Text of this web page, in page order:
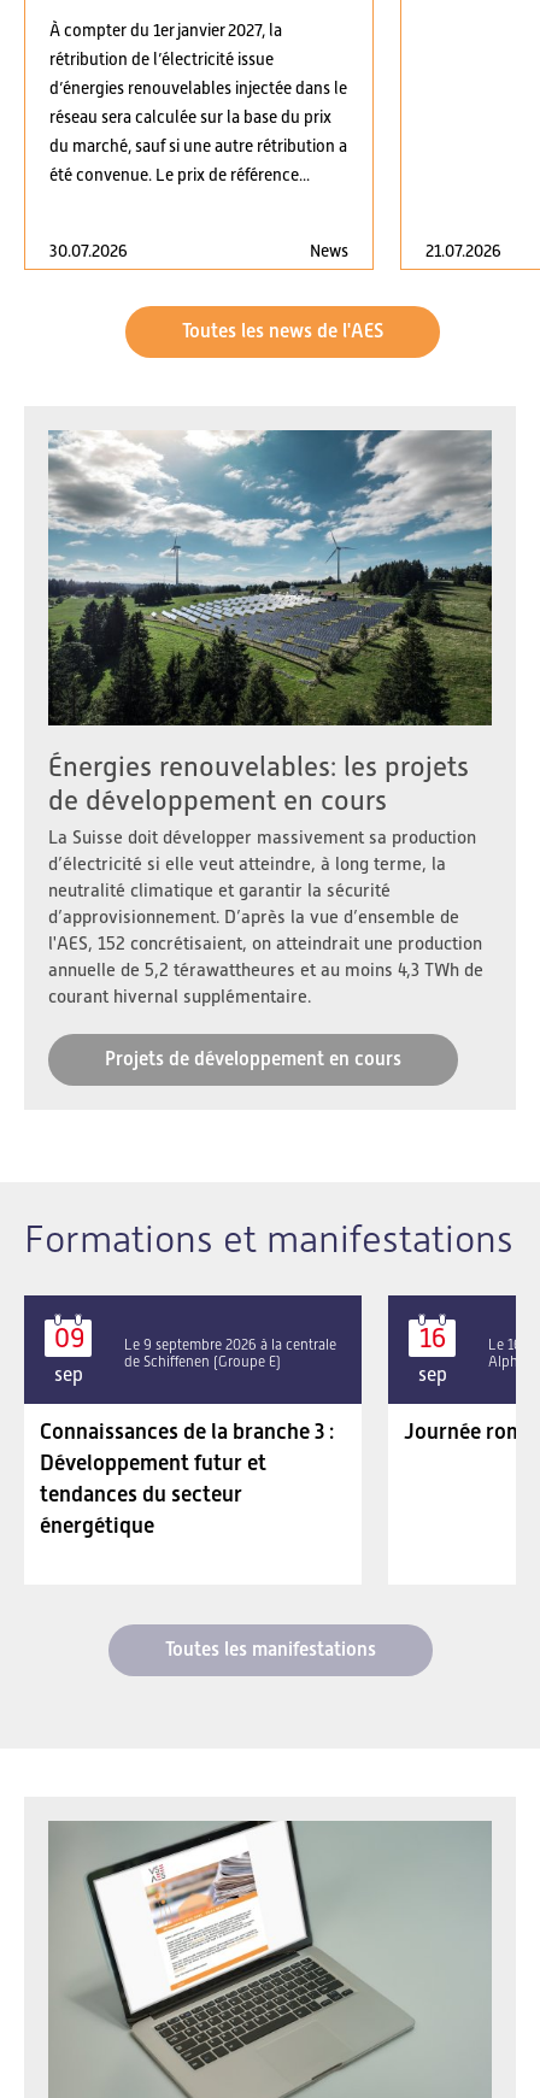
À compter du 1er janvier 2027, la
rétribution de l’électricité issue
d’énergies renouvelables injectée dans le
réseau sera calculée sur la base du prix
du marché, sauf si une autre rétribution a
été convenue. Le prix de référence...
30.07.2026 News 21.07.2026
Toutes les news de l'AES
Énergies renouvelables: les projets
de développement en cours
La Suisse doit développer massivement sa production
d’électricité si elle veut atteindre, à long terme, la
neutralité climatique et garantir la sécurité
d’approvisionnement. D’après la vue d’ensemble de
l'AES, 152 concrétisaient, on atteindrait une production
annuelle de 5,2 térawattheures et au moins 4,3 TWh de
courant hivernal supplémentaire.
Projets de développement en cours
Formations et manifestations
09
sep
Le 9 septembre 2026 à la centrale
de Schiffenen (Groupe E)
Connaissances de la branche 3 :
Développement futur et
tendances du secteur
énergétique
16
sep
Le 16
Alpha
Journée
Toutes les manifestations